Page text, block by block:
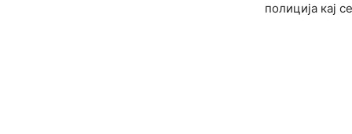
полиција кај